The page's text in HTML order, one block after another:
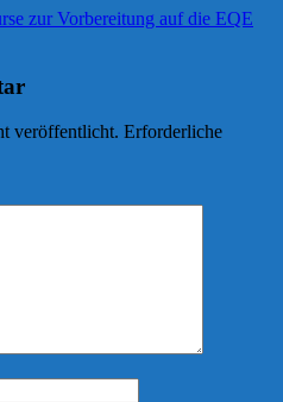
zur Vorbereitung auf die EQE
veröffentlicht. Erforderliche